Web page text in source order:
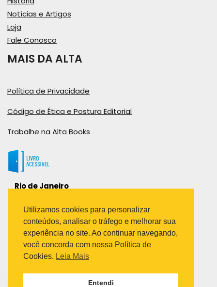
Notícias e Artigos
Loja
Fale Conosco
MAIS DA ALTA
Política de Privacidade
Código de Ética e Postura Editorial
Trabalhe na Alta Books
Rio de Janeiro
Bairro Industrial do Jacaré
Rio de Janeiro – RJ – CEP: 20970-031
Telefone:
(21) 3278-8069
(21) 3995-7512
Utilizamos cookies para personalizar
conteúdos, analisar o tráfego e melhorar sua
experiência no site. Ao continuar navegando,
você concorda com nossa Política de
Cookies. Leia Mais
Entendi